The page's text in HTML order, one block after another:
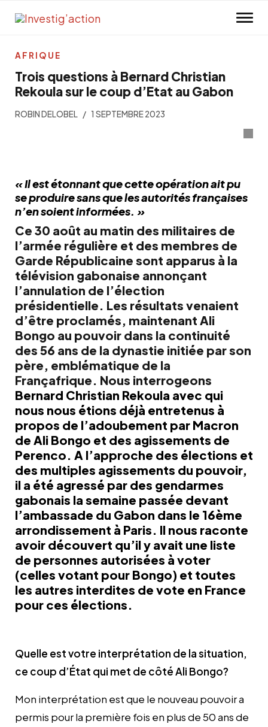
Trois questions à Bernard Christian
Rekoula sur le coup d’Etat au Gabon
ROBIN DELOBEL 1 SEPTEMBRE 2023
« Il est étonnant que cette opération ait pu
se produire sans que les autorités françaises
n’en soient informées. »
Ce 30 août au matin des militaires de
l’armée régulière et des membres de
Garde Républicaine sont apparus à la
télévision gabonaise annonçant
l’annulation de l’élection
présidentielle. Les résultats venaient
d’être proclamés, maintenant Ali
Bongo au pouvoir dans la continuité
des 56 ans de la dynastie initiée par son
père, emblématique de la
Françafrique. Nous interrogeons
Bernard Christian Rekoula avec qui
nous nous étions déjà entretenus à
propos de l’adoubement par Macron
de Ali Bongo et des agissements de
Perenco. A l’approche des élections et
des multiples agissements du pouvoir,
il a été agressé par des gendarmes
gabonais la semaine passée devant
l’ambassade du Gabon dans le 16ème
arrondissement à Paris. Il nous raconte
avoir découvert qu’il y avait une liste
de personnes autorisées à voter
(celles votant pour Bongo) et toutes
les autres interdites de vote en France
pour ces élections.
Quelle est votre interprétation de la situation,
ce coup d’État qui met de côté Ali Bongo?
Mon interprétation est que le nouveau pouvoir a
permis pour la première fois en plus de 50 ans de
AFRIQUE